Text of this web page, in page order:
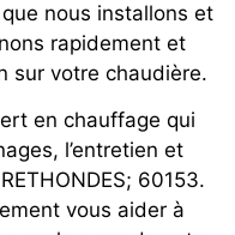
nous installons et
rapidement et
sur votre chaudière.
en chauffage qui
l’entretien et
60153.
vous aider à